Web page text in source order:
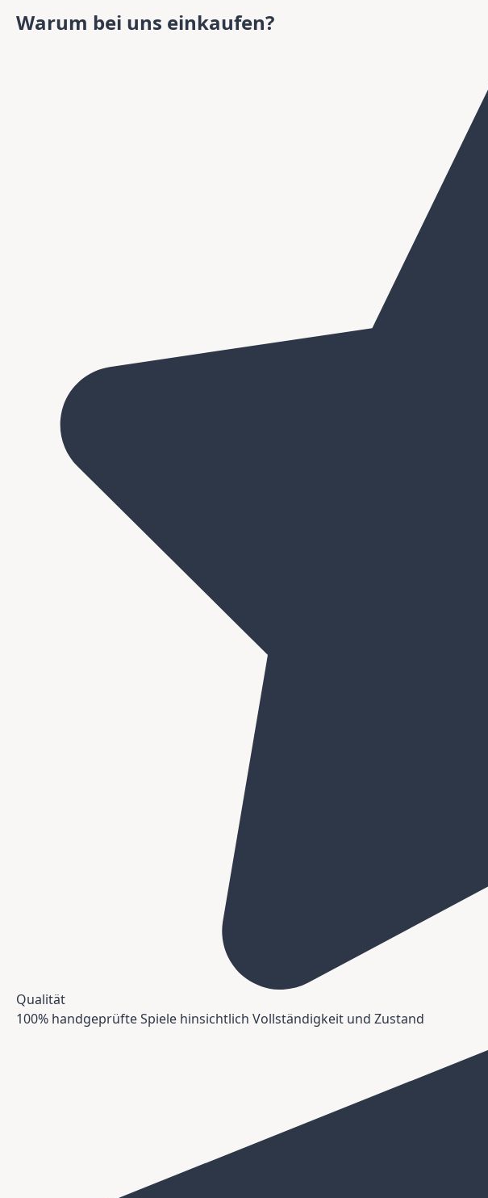
Warum bei uns einkaufen?
Qualität
100% handgeprüfte Spiele hinsichtlich Vollständigkeit und Zustand